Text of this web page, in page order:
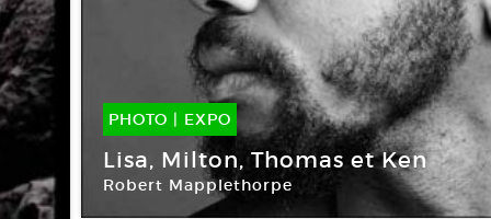
PHOTO EXPO
06 Mai -07 Juin 2008
Lisa, Milton, Thomas et Ken
Robert Mapplethorpe
Galerie Thaddaeus Ropac